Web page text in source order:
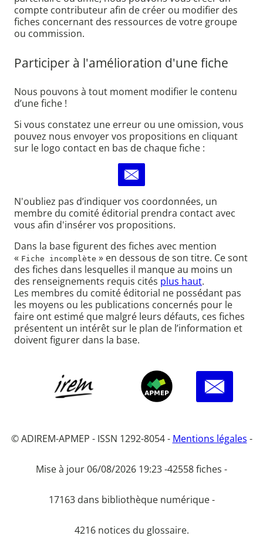
compte contributeur afin de créer ou modifier des
fiches concernant des ressources de votre groupe
ou commission.
Participer à l'amélioration d'une fiche
Nous pouvons à tout moment modifier le contenu
d’une fiche !
Si vous constatez une erreur ou une omission, vous
pouvez nous envoyer vos propositions en cliquant
sur le logo contact en bas de chaque fiche :
N'oubliez pas d’indiquer vos coordonnées, un
membre du comité éditorial prendra contact avec
vous afin d'insérer vos propositions.
Dans la base figurent des fiches avec mention
« Fiche incomplète » en dessous de son titre. Ce sont
des fiches dans lesquelles il manque au moins un
des renseignements requis cités plus haut.
Les membres du comité éditorial ne possédant pas
les moyens ou les publications concernés pour le
faire ont estimé que malgré leurs défauts, ces fiches
présentent un intérêt sur le plan de l’information et
doivent figurer dans la base.
© ADIREM-APMEP - ISSN 1292-8054 - Mentions légales -
Mise à jour 06/08/2026 19:23 -42558 fiches -
17163 dans bibliothèque numérique -
4216 notices du glossaire.